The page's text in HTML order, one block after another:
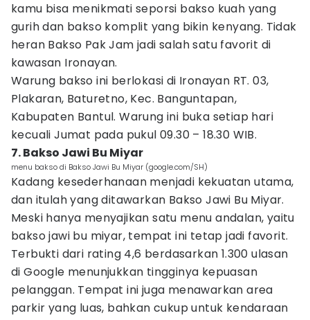
kamu bisa menikmati seporsi bakso kuah yang
gurih dan bakso komplit yang bikin kenyang. Tidak
heran Bakso Pak Jam jadi salah satu favorit di
kawasan Ironayan.
Warung bakso ini berlokasi di Ironayan RT. 03,
Plakaran, Baturetno, Kec. Banguntapan,
Kabupaten Bantul. Warung ini buka setiap hari
kecuali Jumat pada pukul 09.30 – 18.30 WIB.
7. Bakso Jawi Bu Miyar
menu bakso di Bakso Jawi Bu Miyar (google.com/SH)
Kadang kesederhanaan menjadi kekuatan utama,
dan itulah yang ditawarkan Bakso Jawi Bu Miyar.
Meski hanya menyajikan satu menu andalan, yaitu
bakso jawi bu miyar, tempat ini tetap jadi favorit.
Terbukti dari rating 4,6 berdasarkan 1.300 ulasan
di Google menunjukkan tingginya kepuasan
pelanggan. Tempat ini juga menawarkan area
parkir yang luas, bahkan cukup untuk kendaraan